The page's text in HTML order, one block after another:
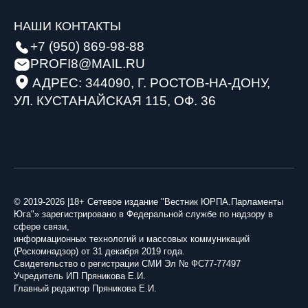
Волгоградская областная Дума: все социальные
обязательства бюджета-2025 выполнены в
полном объеме
09 июля 2026
07 июля 2026
Кубанские парламентарии идут в Госдуму:
депутаты требуют пересмотреть
ценообразование в торговых сетях
06 июля 2026
Почему туроператоры советуют «единый» билет
на Кавказ даже при задержках рейсов
28 июня 2026
Без заявлений и очередей: Минтруд предлагает
учатся защищать выборы и спорить о нейросетях
20 июня 2026
Исторические регионы России должны достичь
общероссийских стандартов к 2030 году
13 июня 2026
НАШИ КОНТАКТЫ
+7 (950) 869-98-88
PROFI8@MAIL.RU
АДРЕС: 344090, Г. РОСТОВ-НА-ДОНУ,
УЛ. КУСТАНАЙСКАЯ 115, ОФ. 36
© 2019-2026 |18+ Сетевое издание "Вестник ЮРПА.Парламенты
Юга"» зарегистрировано в Федеральной службе по надзору в
сфере связи,
информационных технологий и массовых коммуникаций
(Роскомнадзор) от 31 декабря 2019 года.
Свидетельство о регистрации СМИ Эл № ФС77-77497
Учредитель ИП Пряникова Е.И.
Главный редактор Пряникова Е.И.